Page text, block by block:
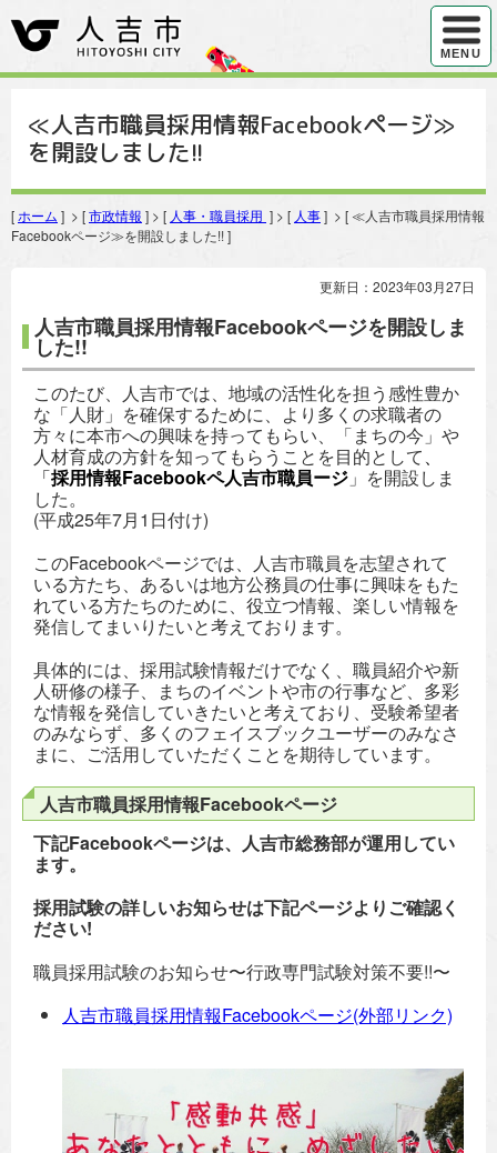
ハンバ
MENU
≪人吉市職員採用情報Facebookページ≫
を開設しました!!
[ ホーム ] > [市政情報 ] > [ 人事・職員採用 ] > [ 人事] > [ ≪人吉市職員採用情報
Facebookページ≫を開設しました!! ]
更新日：2023年03月27日
人吉市職員採用情報Facebookページを開設しま
した!!
このたび、人吉市では、地域の活性化を担う感性豊か
な「人財」を確保するために、より多くの求職者の
方々に本市への興味を持ってもらい、「まちの今」や
人材育成の方針を知ってもらうことを目的として、
「採用情報Facebookペ人吉市職員ージ 」を開設しま
した。
(平成25年7月1日付け)
このFacebookページでは、人吉市職員を志望されて
いる方たち、あるいは地方公務員の仕事に興味をもた
れている方たちのために、役立つ情報、楽しい情報を
発信してまいりたいと考えております。
具体的には、採用試験情報だけでなく、職員紹介や新
人研修の様子、まちのイベントや市の行事など、多彩
な情報を発信していきたいと考えており、受験希望者
のみならず、多くのフェイスブックユーザーのみなさ
まに、ご活用していただくことを期待しています。
人吉市職員採用情報Facebookページ
下記Facebookページは、人吉市総務部が運用してい
ます。
採用試験の詳しいお知らせは下記ページよりご確認く
ださい!
職員採用試験のお知らせ〜行政専門試験対策不要!!〜
人吉市職員採用情報Facebookページ(外部リンク)